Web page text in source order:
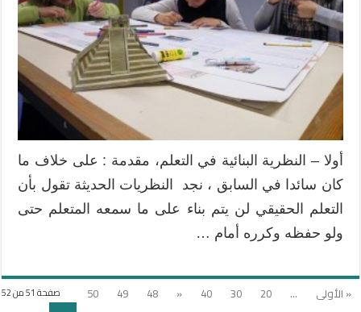
أولا – النظرية البنائية في التعلم، مقدمة : على خلاف ما
كان سائدا في السابق ، نجد النظريات الحديثة تقول بأن
التعلم الحقيقي لن يتم بناء على ما سمعه المتعلم حتى
ولو حفظه وكرره أمام …
صفحة 51 من 52 « الأولى ...
20
30
40
«
48
49
50